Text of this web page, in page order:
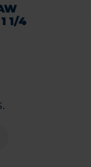
1/4